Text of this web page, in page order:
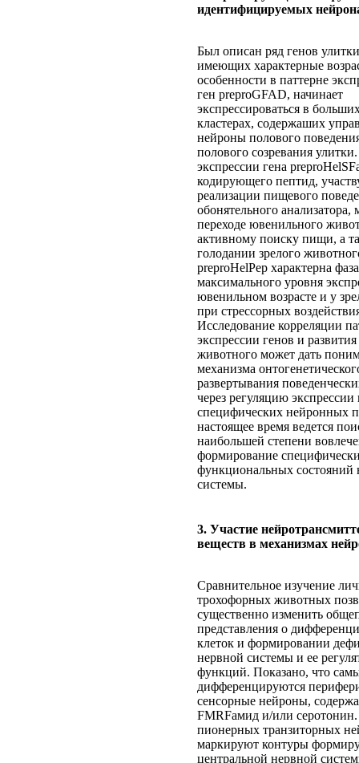
идентифицируемых
Был описан ряд генов
имеющих характерные
особенности в паттерне
ген preproGFAD, начинает
экспрессироваться в
кластерах, содержаших
нейроны полового
полового созревания
экспрессии гена
кодирующего пептид,
реализации пищевого
обонятельного анализатора,
переходе ювенильного
активному поиску пищи, а
голодании зрелого
preproHelPep характерна фаза
максимального уровня
ювенильном возрасте и у
при стрессорных
Исследование корреляции
экспрессии генов и
животного может дать
механизма
развертывания
через регуляцию экспрессии
специфических нейронных
настоящее время ведется
наибольшей степени
формирование
функциональных состояний
системы.
3. Участие
веществ в механизмах
Сравнительное изучение
трохофорных животных
существенно изменить
представления о
клеток и формировании
нервной системы и ее
функций. Показано, что
дифференцируются
сенсорные нейроны,
FMRFамид и/или
пионерных транзиторных
маркируют контуры
центральной нервной